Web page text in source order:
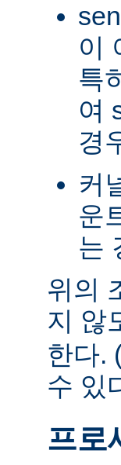
이
특
여
경
커
운
는
위의
지 않
한다.
수 있
프로